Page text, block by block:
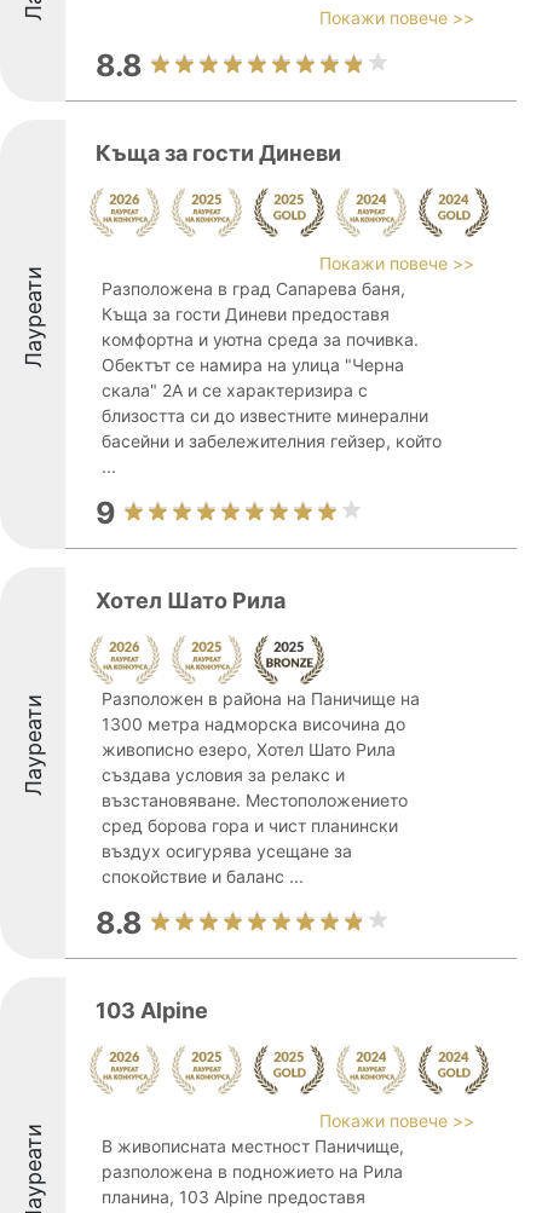
Покажи повече >>
8.8
Лауреати
Къща за гости Диневи
Покажи повече >>
Разположена в град Сапарева баня,
Къща за гости Диневи предоставя
комфортна и уютна среда за почивка.
Обектът се намира на улица "Черна
скала" 2А и се характеризира с
близостта си до известните минерални
басейни и забележителния гейзер, който
...
9
Лауреати
Хотел Шато Рила
Разположен в района на Паничище на
1300 метра надморска височина до
живописно езеро, Хотел Шато Рила
създава условия за релакс и
възстановяване. Местоположението
сред борова гора и чист планински
въздух осигурява усещане за
спокойствие и баланс ...
8.8
Лауреати
103 Alpine
Покажи повече >>
В живописната местност Паничище,
разположена в подножието на Рила
планина, 103 Alpine предоставя